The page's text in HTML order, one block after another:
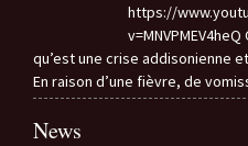
https://
qu’est une crise addisonienne
En raison d’une fièvre, de
News